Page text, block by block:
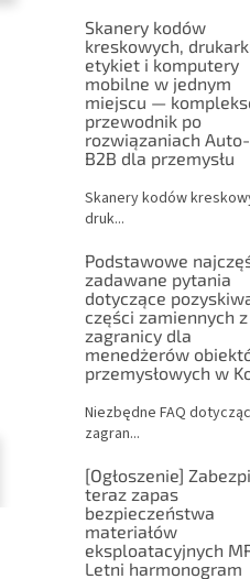
Skanery kodów
kreskowych,
etykiet i komputery
mobilne w jednym
miejscu —
przewodnik po
rozwiązaniach
B2B dla przemysłu
Skanery kodów
druk...
Podstawowe
zadawane pytania
dotyczące
części zamiennych z
zagranicy dla
menedżerów
przemysłowych w
Niezbędne FAQ
zagran...
[Ogłoszenie]
teraz zapas
bezpieczeństwa
materiałów
eksploatacyjnych
Letni harmonogram